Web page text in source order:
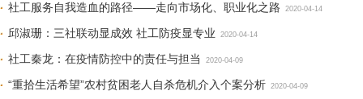
社工服务自我造血的路径——走向市场化、职业化之路 2020-04-14
邱淑珊：三社联动显成效 社工防疫显专业 2020-04-14
社工秦龙：在疫情防控中的责任与担当 2020-04-09
“重拾生活希望”农村贫困老人自杀危机介入个案分析 2020-04-09